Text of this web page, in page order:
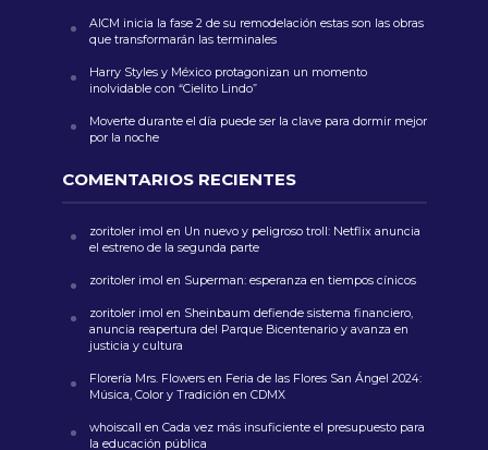
AICM inicia la fase 2 de su remodelación estas son las obras
que transformarán las terminales
Harry Styles y México protagonizan un momento
inolvidable con “Cielito Lindo”
Moverte durante el día puede ser la clave para dormir mejor
por la noche
COMENTARIOS RECIENTES
zoritoler imol en Un nuevo y peligroso troll: Netflix anuncia
el estreno de la segunda parte
zoritoler imol en Superman: esperanza en tiempos cínicos
zoritoler imol en Sheinbaum defiende sistema financiero,
anuncia reapertura del Parque Bicentenario y avanza en
justicia y cultura
Florería Mrs. Flowersen Feria de las Flores San Ángel 2024:
Música, Color y Tradición en CDMX
whoiscall en Cada vez más insuficiente el presupuesto para
la educación pública